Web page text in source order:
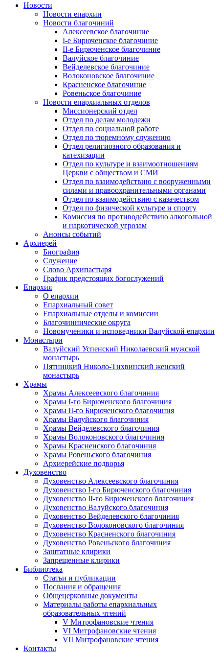
Новости
Новости епархии
Новости благочиний
Алексеевское благочиние
I-е Бирюченское благочиние
II-е Бирюченское благочиние
Валуйское благочиние
Вейделевское благочиние
Волоконовское благочиние
Красненское благочиние
Ровеньское благочиние
Новости епархиальных отделов
Миссионерский отдел
Отдел по делам молодежи
Отдел по социальной работе
Отдел по тюремному служению
Отдел религиозного образования и
катехизации
Отдел по культуре и взаимоотношениям
Церкви с обществом и СМИ
Отдел по взаимодействию с вооруженными
силами и правоохранительными органами
Отдел по взаимодействию с казачеством
Отдел по физической культуре и спорту
Комиссия по противодействию алкогольной
и наркотической угрозам
Анонсы событий
Архиерей
Биография
Служение
Слово Архипастыря
График предстоящих богослужений
Епархия
О епархии
Епархиальный совет
Епархиальные отделы и комиссии
Благочиннические округа
Новомученики и исповедники Валуйской епархии
Монастыри
Валуйский Успенский Николаевский мужской
монастырь
Пятницкий Николо-Тихвинский женский
монастырь
Храмы
Храмы Алексеевского благочиния
Храмы I-го Бирюченского благочиния
Храмы II-го Бирюченского благочиния
Храмы Валуйского благочиния
Храмы Вейделевского благочиния
Храмы Волоконовского благочиния
Храмы Красненского благочиния
Храмы Ровеньского благочиния
Архиерейские подворья
Духовенство
Духовенство Алексеевского благочиния
Духовенство I-го Бирюченского благочиния
Духовенство II-го Бирюченского благочиния
Духовенство Валуйского благочиния
Духовенство Вейделевского благочиния
Духовенство Волоконовского благочиния
Духовенство Красненского благочиния
Духовенство Ровеньского благочиния
Заштатные клирики
Запрещенные клирики
Библиотека
Статьи и публикации
Послания и обращения
Общецерковные документы
Материалы работы епархиальных
образовательных чтений
V Митрофановские чтения
VI Митрофановские чтения
VII Митрофановские чтения
Контакты